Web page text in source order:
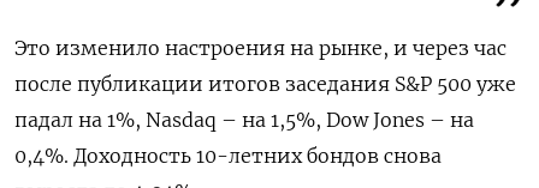
Это изменило настроения на рынке, и через час
после публикации итогов заседания S&P 500 уже
падал на 1%, Nasdaq – на 1,5%, Dow Jones – на
0,4%. Доходность 10-летних бондов снова